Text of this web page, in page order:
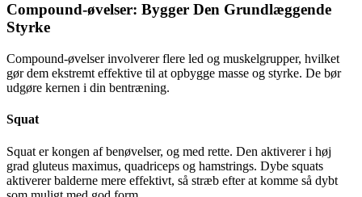
Compound-øvelser: Bygger Den Grundlæggende
Styrke
Compound-øvelser involverer flere led og muskelgrupper, hvilket
gør dem ekstremt effektive til at opbygge masse og styrke. De bør
udgøre kernen i din bentræning.
Squat
Squat er kongen af benøvelser, og med rette. Den aktiverer i høj
grad gluteus maximus, quadriceps og hamstrings. Dybe squats
aktiverer balderne mere effektivt, så stræb efter at komme så dybt